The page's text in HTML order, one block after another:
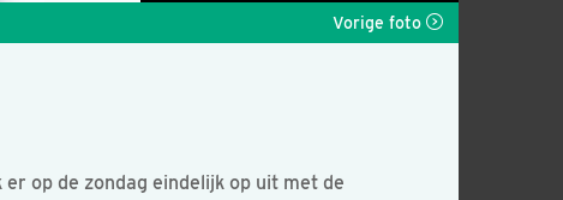
Vorige foto
op de zondag eindelijk op uit met de